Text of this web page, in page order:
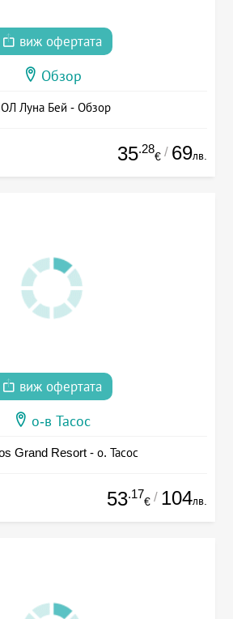
виж офертата
Обзор
Луна Бей - Обзор
35.28
€ / 69лв.
виж офертата
о-в Тасос
Grand Resort - о. Тасос
53.17
€ / 104лв.